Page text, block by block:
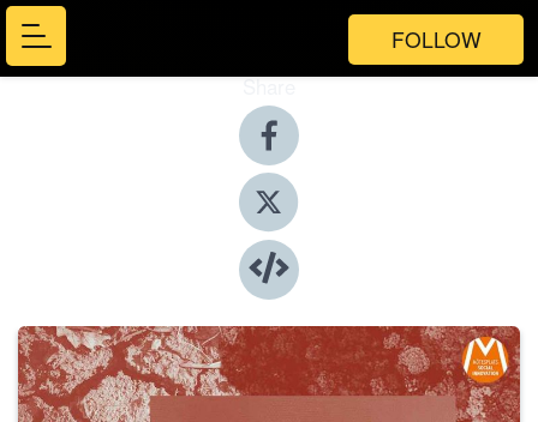
FOLLOW
Share